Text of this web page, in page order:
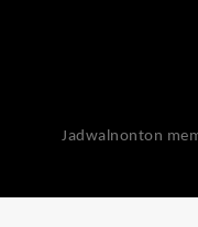
Jadwalnonton